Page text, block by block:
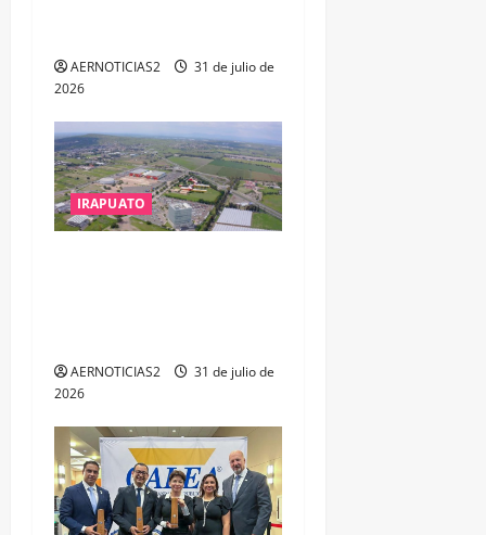
AERNOTICIAS2
31 de julio de
2026
IRAPUATO
AERNOTICIAS2
31 de julio de
2026